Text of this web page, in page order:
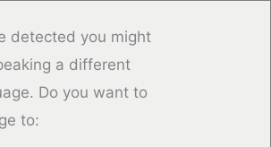
detected you might
a different
Do you want to
to: